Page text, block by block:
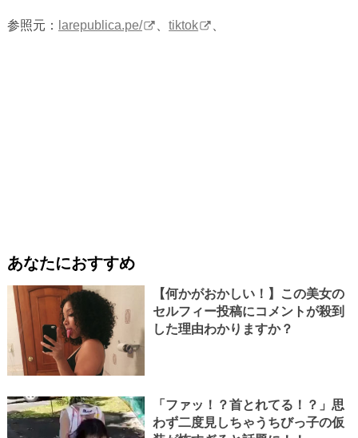
参照元： larepublica.pe/ 、tiktok
あなたにおすすめ
【何かがおかしい！】この美女の
セルフィー投稿にコメントが殺到
した理由わかりますか？
「ファッ！？首とれてる！？」思
わず二度見しちゃうちびっ子の仮